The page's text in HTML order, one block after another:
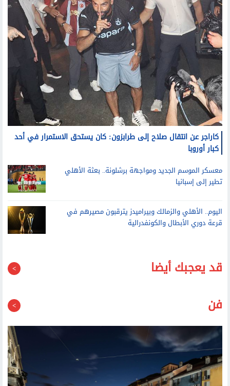
كاراجر عن انتقال صلاح إلى طرابزون: كان يستحق الاستمرار في أحد
كبار أوروبا
معسكر الموسم الجديد ومواجهة برشلونة.. بعثة الأهلي
تطير إلى إسبانيا
اليوم.. الأهلي والزمالك وبيراميدز يترقبون مصيرهم في
قرعة دوري الأبطال والكونفدرالية
قد يعجبك أيضا
فن